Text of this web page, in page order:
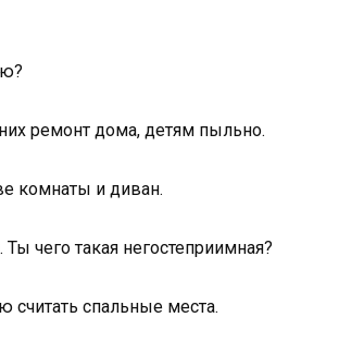
ремонт дома, детям пыльно.
комнаты и диван.
чего такая негостеприимная?
считать спальные места.